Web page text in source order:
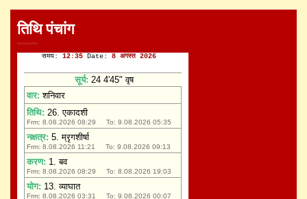
तिथि पंचांग